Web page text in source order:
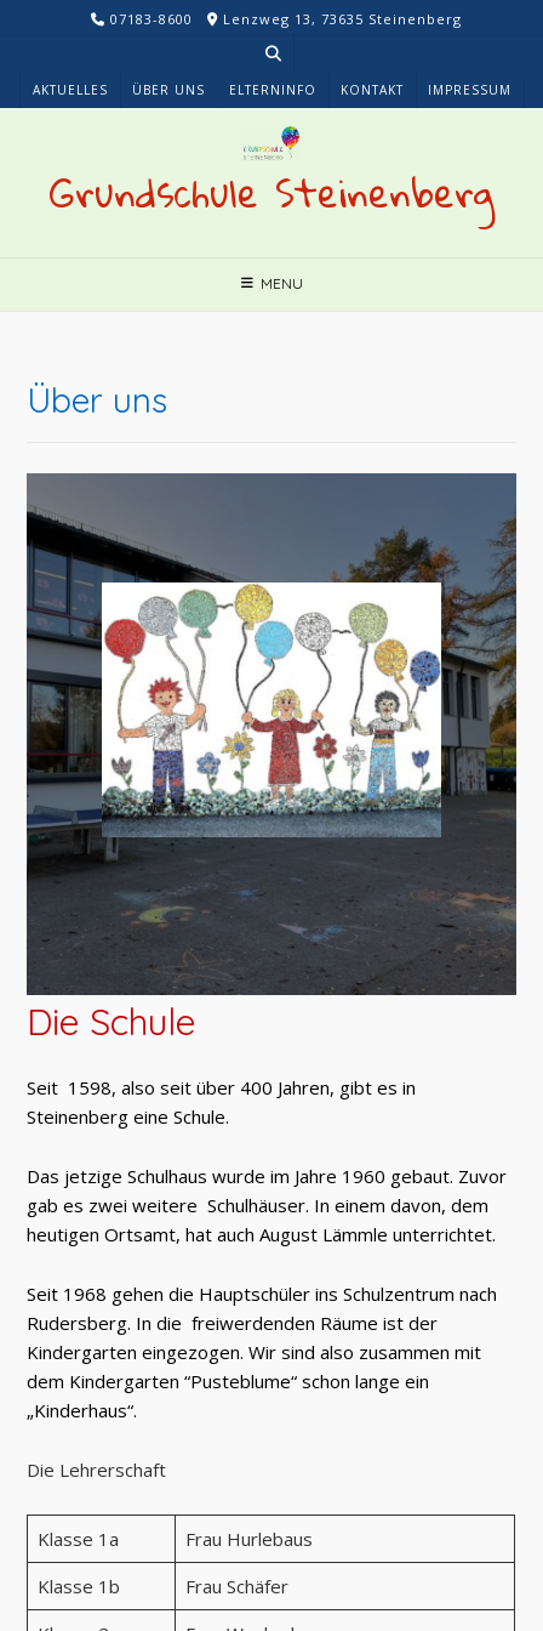
07183-8600 Lenzweg 13, 73635 Steinenberg
AKTUELLES ÜBER UNS ELTERNINFO KONTAKT IMPRESSUM
Grundschule Steinenberg
MENU
Über uns
Die Schule
Seit 1598, also seit über 400 Jahren, gibt es in
Steinenberg eine Schule.
Das jetzige Schulhaus wurde im Jahre 1960 gebaut. Zuvor
gab es zwei weitere Schulhäuser. In einem davon, dem
heutigen Ortsamt, hat auch August Lämmle unterrichtet.
Seit 1968 gehen die Hauptschüler ins Schulzentrum nach
Rudersberg. In die freiwerdenden Räume ist der
Kindergarten eingezogen. Wir sind also zusammen mit
dem Kindergarten “Pusteblume“ schon lange ein
„Kinderhaus“.
Die Lehrerschaft
Klasse 1a
Frau Hurlebaus
Klasse 1b
Frau Schäfer